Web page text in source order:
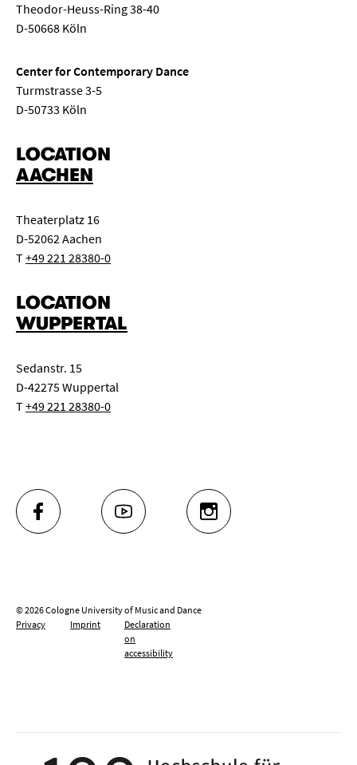
Theodor-Heuss-Ring 38-40
D-50668 Köln
Center for Contemporary Dance
Turmstrasse 3-5
D-50733 Köln
LOCATION
AACHEN
Theaterplatz 16
D-52062 Aachen
T+49 221 28380-0
LOCATION
WUPPERTAL
Sedanstr. 15
D-42275 Wuppertal
T+49 221 28380-0
FACEBOOK YOUTUBE INSTAGRAM
© 2026 Cologne University of Music and Dance
Privacy
Imprint
Declaration
on
accessibility